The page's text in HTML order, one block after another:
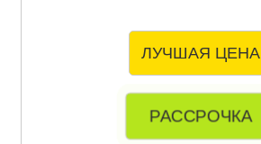
ЛУЧШАЯ ЦЕНА
РАССРОЧКА